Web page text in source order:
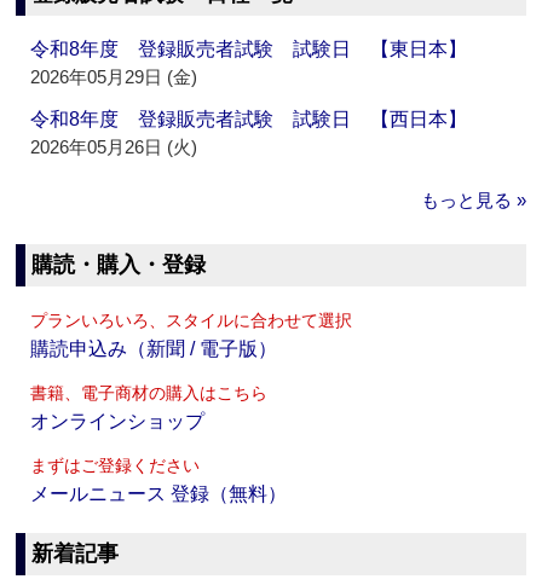
令和8年度 登録販売者試験 試験日 【東日本】
2026年05月29日 (金)
令和8年度 登録販売者試験 試験日 【西日本】
2026年05月26日 (火)
もっと見る »
購読・購入・登録
プランいろいろ、スタイルに合わせて選択
購読申込み（新聞 / 電子版）
書籍、電子商材の購入はこちら
オンラインショップ
まずはご登録ください
メールニュース 登録（無料）
新着記事